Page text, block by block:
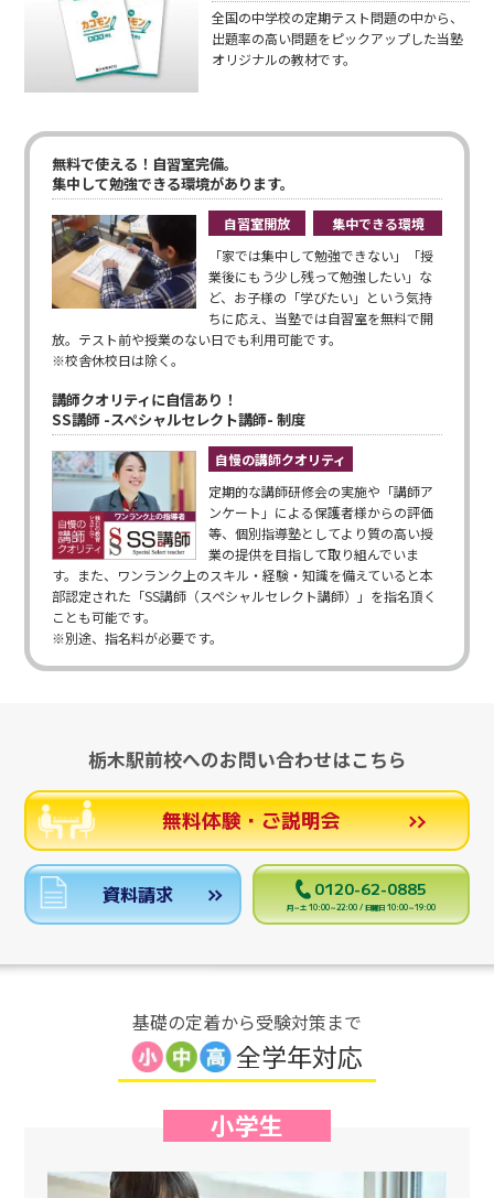
全国の中学校の定期テスト問題の中から、
出題率の高い問題をピックアップした当塾
オリジナルの教材です。
無料で使える！自習室完備。
集中して勉強できる環境があります。
自習室開放
集中できる環境
「家では集中して勉強できない」「授
業後にもう少し残って勉強したい」な
ど、お子様の「学びたい」という気持
ちに応え、当塾では自習室を無料で開
放。テスト前や授業のない日でも利用可能です。
※校舎休校日は除く。
講師クオリティに自信あり！
SS講師 -スペシャルセレクト講師- 制度
自慢の講師クオリティ
定期的な講師研修会の実施や「講師ア
ンケート」による保護者様からの評価
等、個別指導塾としてより質の高い授
業の提供を目指して取り組んでいま
す。また、ワンランク上のスキル・経験・知識を備えていると本
部認定された「SS講師（スペシャルセレクト講師）」を指名頂く
ことも可能です。
※別途、指名料が必要です。
栃木駅前校へのお問い合わせはこちら
無料体験・ご説明会
資料請求 0120-62-0885
月～土 10:00～22:00 / 日曜日 10:00～19:00
基礎の定着から受験対策まで
全学年対応
小学生